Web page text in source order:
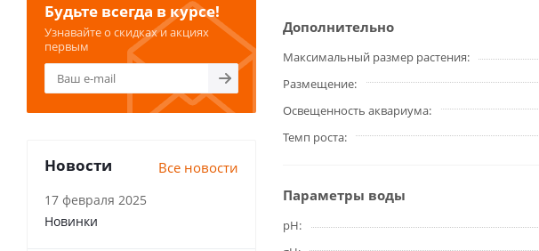
Дополнительно
Максимальный размер растения
Размещение
Освещенность аквариума
Темп роста
Параметры воды
pH
Будьте всегда в курсе!
Узнавайте о скидках и акциях
первым
Новости Все новости
17 февраля 2025
Новинки